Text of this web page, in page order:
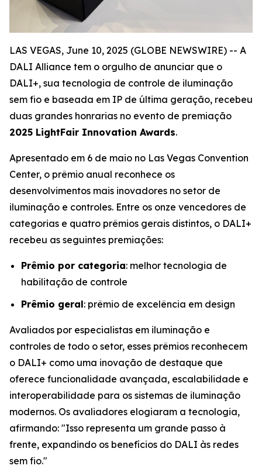
LAS VEGAS, June 10, 2025 (GLOBE NEWSWIRE) -- A
DALI Alliance tem o orgulho de anunciar que o
DALI+, sua tecnologia de controle de iluminação
sem fio e baseada em IP de última geração, recebeu
duas grandes honrarias no evento de premiação
2025 LightFair Innovation Awards.
Apresentado em 6 de maio no Las Vegas Convention
Center, o prêmio anual reconhece os
desenvolvimentos mais inovadores no setor de
iluminação e controles. Entre os onze vencedores de
categorias e quatro prêmios gerais distintos, o DALI+
recebeu as seguintes premiações:
Prêmio por categoria: melhor tecnologia de
habilitação de controle
Prêmio geral: prêmio de excelência em design
Avaliados por especialistas em iluminação e
controles de todo o setor, esses prêmios reconhecem
o DALI+ como uma inovação de destaque que
oferece funcionalidade avançada, escalabilidade e
interoperabilidade para os sistemas de iluminação
modernos. Os avaliadores elogiaram a tecnologia,
afirmando: "Isso representa um grande passo à
frente, expandindo os benefícios do DALI às redes
sem fio."